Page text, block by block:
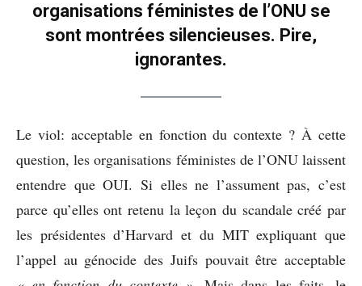
organisations féministes de l’ONU se
sont montrées silencieuses. Pire,
ignorantes.
Le viol: acceptable en fonction du contexte ? À cette
question, les organisations féministes de l’ONU laissent
entendre que OUI. Si elles ne l’assument pas, c’est
parce qu’elles ont retenu la leçon du scandale créé par
les présidentes d’Harvard et du MIT expliquant que
l’appel au génocide des Juifs pouvait être acceptable